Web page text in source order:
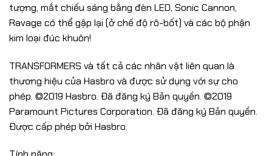
tượng, mắt chiếu sáng bằng đèn LED, Sonic Cannon,
Ravage có thể gập lại (ở chế độ rô-bốt) và các bộ phận
kim loại đúc khuôn!
TRANSFORMERS và tất cả các nhân vật liên quan là
thương hiệu của Hasbro và được sử dụng với sự cho
phép. ©2019 Hasbro. Đã đăng ký Bản quyền. ©2019
Paramount Pictures Corporation. Đã đăng ký Bản quyền.
Được cấp phép bởi Hasbro.